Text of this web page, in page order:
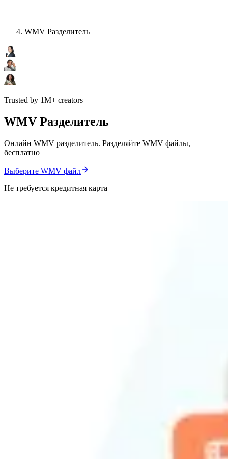
WMV Разделитель
Trusted by 1M+ creators
WMV Разделитель
Онлайн WMV разделитель. Разделяйте WMV файлы,
бесплатно
Выберите WMV файл
Не требуется кредитная карта